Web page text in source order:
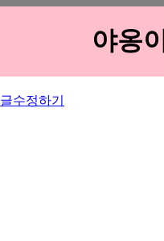
야옹
글수정하기